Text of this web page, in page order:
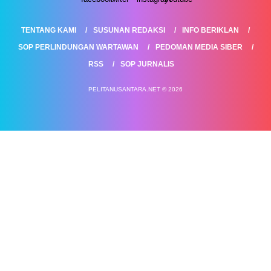
TENTANG KAMI SUSUNAN REDAKSI
INFO BERIKLAN
SOP PERLINDUNGAN WARTAWAN
PEDOMAN MEDIA SIBER
RSS
SOP JURNALIS
PELITANUSANTARA.NET © 2026